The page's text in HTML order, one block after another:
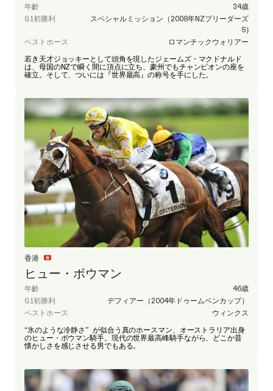
年齡
34歳
G1初勝利
スペシャルミッション（2008年NZブリーダーズ
S)
ベストホース
ロマンチックウォリアー
若き天才ジョッキーとして頭角を現したジェームズ・マクドナルド
は、母国のNZで瞬く間に頂点に立ち、豪州でもチャンピオンの座を
確立。そして、ついには『世界最高』の称号を手にした。
ヒュー・ボウマン
香港
年齡
46歳
G1初勝利
デフィアー（2004年ドゥームベンカップ）
ベストホース
ウィンクス
“氷のような冷静さ” が似合う真のホースマン、オーストラリア出身
のヒュー・ボウマン騎手。現代の世界最高峰騎手ながら、どこか昔
懐かしさを感じさせる男でもある。